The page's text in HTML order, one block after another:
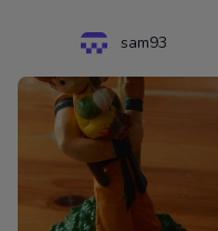
sam93